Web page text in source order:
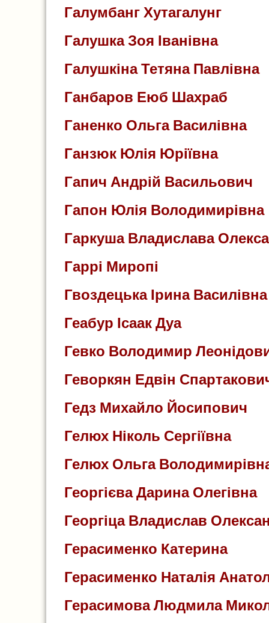
Галумбанг Хутагалунг
Галушка Зоя Іванівна
Галушкіна Тетяна Павлівна
Ганбаров Еюб Шахраб
Ганенко Ольга Василівна
Ганзюк Юлія Юріївна
Гапич Андрій Васильович
Гапон Юлія Володимирівна
Гаркуша Владислава
Гаррі Миропі
Гвоздецька Ірина Василівна
Геабур Ісаак Дуа
Гевко Володимир
Геворкян Едвін
Гедз Михайло Йосипович
Гелюх Ніколь Сергіївна
Гелюх Ольга
Георгієва Дарина Олегівна
Георгіца Владислав
Герасименко Катерина
Герасименко Наталія
Герасимова Людмила